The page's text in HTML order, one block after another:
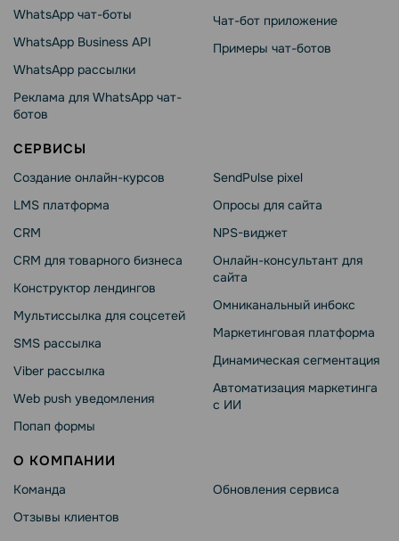
WhatsApp чат-боты
WhatsApp Business API
WhatsApp рассылки
Реклама для WhatsApp чат-
ботов
Чат-бот приложение
Примеры чат-ботов
СЕРВИСЫ
Создание онлайн-курсов
LMS платформа
CRM
CRM для товарного бизнеса
Конструктор лендингов
Мультиссылка для соцсетей
SMS рассылка
Viber рассылка
Web push уведомления
Попап формы
SendPulse pixel
Опросы для сайта
NPS-виджет
Онлайн-консультант для
сайта
Омниканальный инбокс
Маркетинговая платформа
Динамическая сегментация
Автоматизация маркетинга
с ИИ
О КОМПАНИИ
Команда
Отзывы клиентов
Обновления сервиса